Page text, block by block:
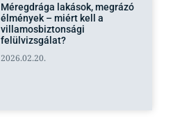
Méregdrága lakások, megrázó
élmények – miért kell a
villamosbiztonsági
felülvizsgálat?
2026.02.20.